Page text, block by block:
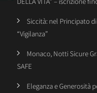
Siccità: nel Principato
“Vigilanza”
Monaco, Notti Sicure
SAFE
Eleganza e Generosità